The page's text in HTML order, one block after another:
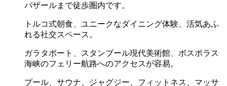
バザールまで徒歩圏内です。
トルコ式朝食、ユニークなダイニング体験、活気あふ
れる社交スペース。
ガラタポート、スタンブール現代美術館、ボスポラス
海峡のフェリー航路へのアクセスが容易。
プール、サウナ、ジャグジー、フィットネス、マッサ